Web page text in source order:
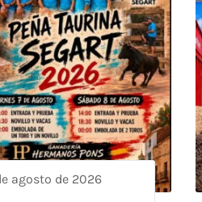
agosto de 2026